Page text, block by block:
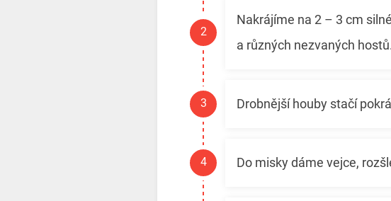
Nakrájíme na 2 – 3 cm
a různých nezvaných hostů.
Drobnější houby stačí
Do misky dáme vejce,